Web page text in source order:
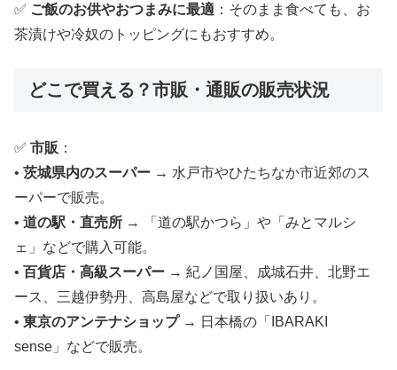
✅ ご飯のお供やおつまみに最適 ：そのまま食べても、お
茶漬けや冷奴のトッピングにもおすすめ。
どこで買える？市販・通販の販売状況
✅ 市販 ：
• 茨城県内のスーパー → 水戸市やひたちなか市近郊のス
ーパーで販売。
• 道の駅・直売所 → 「道の駅かつら」や「みとマルシ
ェ」などで購入可能。
• 百貨店・高級スーパー → 紀ノ国屋、成城石井、北野エ
ース、三越伊勢丹、高島屋などで取り扱いあり。
• 東京のアンテナショップ→ 日本橋の「IBARAKI
sense」などで販売。